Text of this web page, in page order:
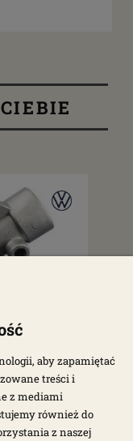
aby zapamiętać
treści i
z mediami
również do
z naszej